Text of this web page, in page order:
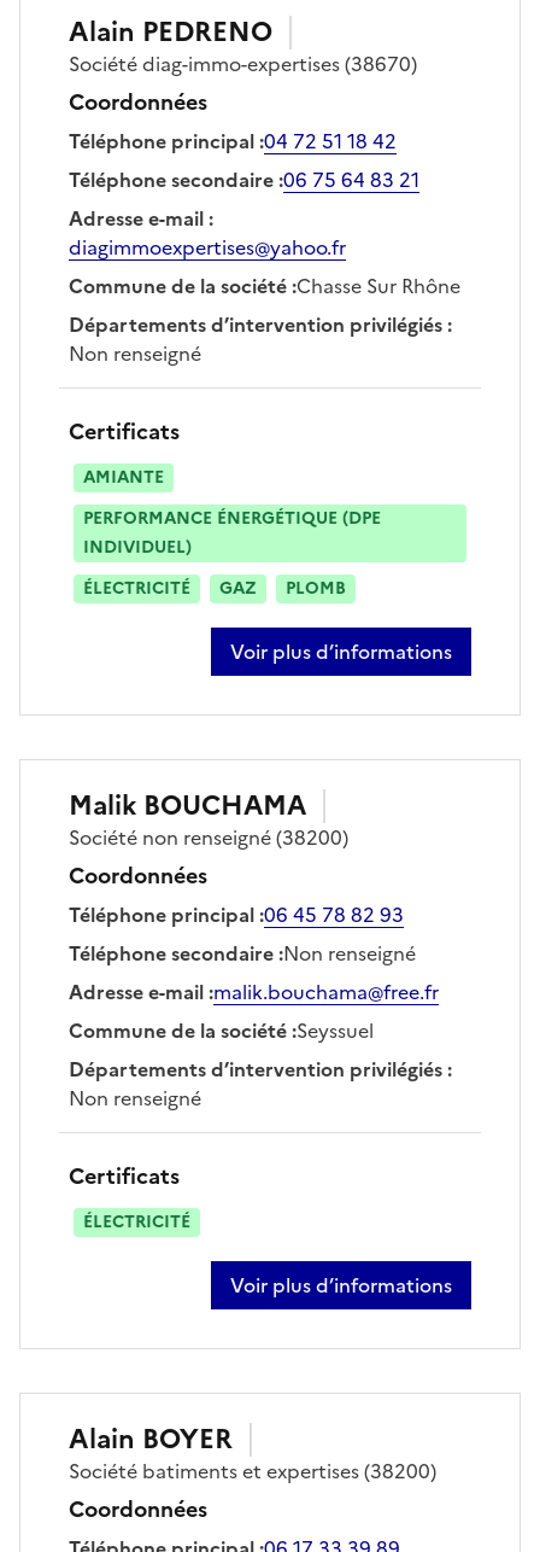
Alain PEDRENO
Sociétédiag-immo-expertises(38670)
Coordonnées
Téléphone principal:04 72 51 18 42
Téléphone secondaire:06 75 64 83 21
Adresse e-mail:
diagimmoexpertises@yahoo.fr
Commune de la société:Chasse Sur Rhône
Départements d’intervention privilégiés:
Non renseigné
Certificats
AMIANTE
PERFORMANCE ÉNERGÉTIQUE (DPE
INDIVIDUEL)
ÉLECTRICITÉ
GAZ PLOMB
Voir plus d’informations
sur alain pedreno
Malik BOUCHAMA
Société non renseigné(38200)
Coordonnées
Téléphone principal:06 45 78 82 93
Téléphone secondaire:Non renseigné
Adresse e-mail:malik.bouchama@free.fr
Commune de la société:Seyssuel
Départements d’intervention privilégiés:
Non renseigné
Certificats
ÉLECTRICITÉ
Voir plus d’informations
sur malik bouchama
Alain BOYER
Société batiments et expertises(38200)
Coordonnées